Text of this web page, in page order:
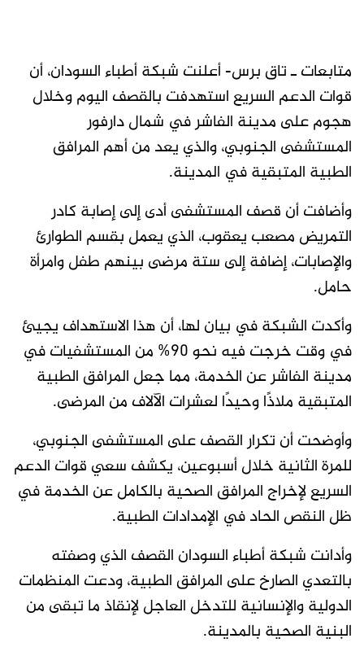
متابعات ـ تاق برس- أعلنت شبكة أطباء السودان، أن
قوات الدعم السريع استهدفت بالقصف اليوم وخلال
هجوم على مدينة الفاشر في شمال دارفور
المستشفى الجنوبي، والذي يعد من أهم المرافق
الطبية المتبقية في المدينة.
وأضافت أن قصف المستشفى أدى إلى إصابة كادر
التمريض مصعب يعقوب، الذي يعمل بقسم الطوارئ
والإصابات، إضافة إلى ستة مرضى بينهم طفل وامرأة
حامل.
وأكدت الشبكة في بيان لها، أن هذا الاستهداف يجيئ
في وقت خرجت فيه نحو 90% من المستشفيات في
مدينة الفاشر عن الخدمة، مما جعل المرافق الطبية
المتبقية ملاذًا وحيدًا لعشرات الآلاف من المرضى.
وأوضحت أن تكرار القصف على المستشفى الجنوبي،
للمرة الثانية خلال أسبوعين، يكشف سعي قوات الدعم
السريع لإخراج المرافق الصحية بالكامل عن الخدمة في
ظل النقص الحاد في الإمدادات الطبية.
وأدانت شبكة أطباء السودان القصف الذي وصفته
بالتعدي الصارخ على المرافق الطبية، ودعت المنظمات
الدولية والإنسانية للتدخل العاجل لإنقاذ ما تبقى من
البنية الصحية بالمدينة.